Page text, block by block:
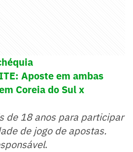
Aposte em ambas
Coreia do Sul x
de 18 anos para participar
de jogo de apostas.
.